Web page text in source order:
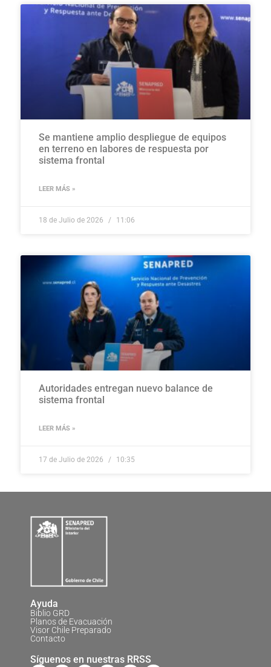
Se mantiene amplio despliegue de equipos
en terreno en labores de respuesta por
sistema frontal
LEER MÁS »
18 de Julio de 2026 11:06
Autoridades entregan nuevo balance de
sistema frontal
LEER MÁS »
17 de Julio de 2026 10:35
Ayuda
Biblio GRD
Planos de Evacuación
Visor Chile Preparado
Contacto
Síguenos en nuestras RRSS